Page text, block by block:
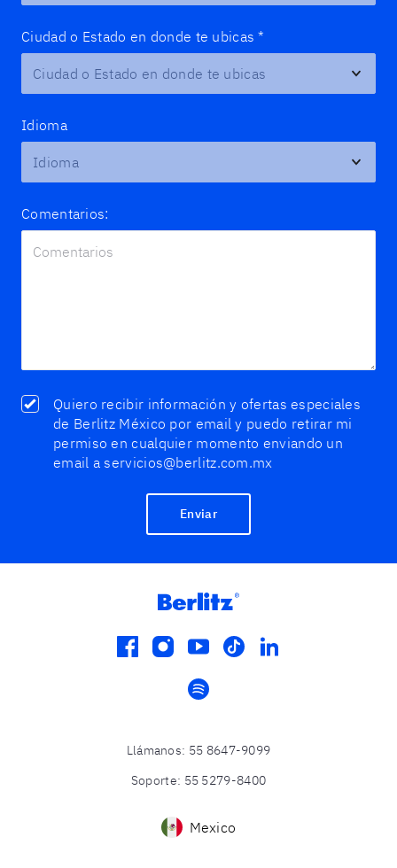
Ciudad o Estado en donde te ubicas *
Idioma
Comentarios:
Quiero recibir información y ofertas especiales
de Berlitz México por email y puedo retirar mi
permiso en cualquier momento enviando un
email a servicios@berlitz.com.mx
Enviar
facebook
instagram
youtube
tiktoklinkedin
spotify
Llámanos: 55 8647-9099
Soporte: 55 5279-8400
Mexico